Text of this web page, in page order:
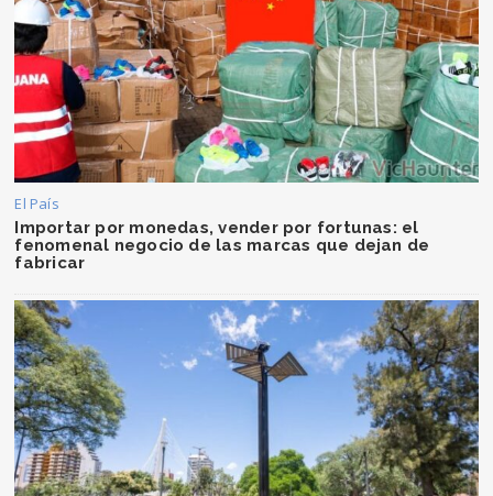
El País
Importar por monedas, vender por fortunas: el
fenomenal negocio de las marcas que dejan de
fabricar